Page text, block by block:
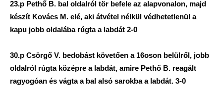
23.p Pethő B. bal oldalról tör befele az alapvonalon, majd
készít Kovács M. elé, aki átvétel nélkül védhetetlenül a
kapu jobb oldalába rúgta a labdát 2-0
30.p Csörgő V. bedobást követően a 16oson belülről, jobb
oldalról rúgta középre a labdát, amire Pethő B. reagált
ragyogóan és vágta a bal alsó sarokba a labdát. 3-0